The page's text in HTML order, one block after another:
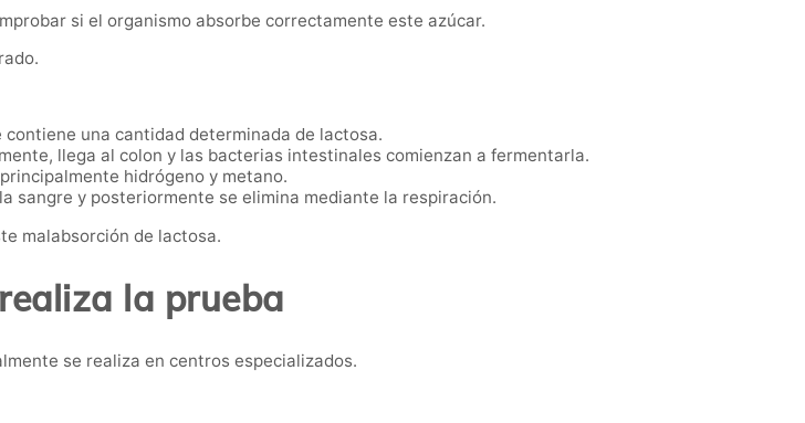
si el organismo absorbe correctamente este azúcar.
una cantidad determinada de lactosa.
llega al colon y las bacterias intestinales comienzan a fermentarla.
hidrógeno y metano.
sangre y posteriormente se elimina mediante la respiración.
malabsorción de lactosa.
la prueba
se realiza en centros especializados.